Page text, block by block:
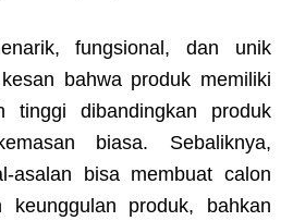
fungsional, dan unik
bahwa produk memiliki
tinggi dibandingkan produk
biasa. Sebaliknya,
asalan bisa membuat calon
keunggulan produk, bahkan